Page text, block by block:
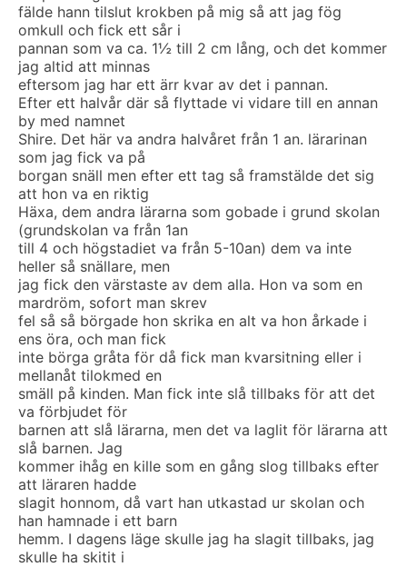
fälde hann tilslut krokben på mig så att jag fög
omkull och fick ett sår i
pannan som va ca. 1½ till 2 cm lång, och det kommer
jag altid att minnas
eftersom jag har ett ärr kvar av det i pannan.
Efter ett halvår där så flyttade vi vidare till en annan
by med namnet
Shire. Det här va andra halvåret från 1 an. lärarinan
som jag fick va på
borgan snäll men efter ett tag så framstälde det sig
att hon va en riktig
Häxa, dem andra lärarna som gobade i grund skolan
(grundskolan va från 1an
till 4 och högstadiet va från 5-10an) dem va inte
heller så snällare, men
jag fick den värstaste av dem alla. Hon va som en
mardröm, sofort man skrev
fel så så börgade hon skrika en alt va hon årkade i
ens öra, och man fick
inte börga gråta för då fick man kvarsitning eller i
mellanåt tilokmed en
smäll på kinden. Man fick inte slå tillbaks för att det
va förbjudet för
barnen att slå lärarna, men det va laglit för lärarna att
slå barnen. Jag
kommer ihåg en kille som en gång slog tillbaks efter
att läraren hadde
slagit honnom, då vart han utkastad ur skolan och
han hamnade i ett barn
hemm. I dagens läge skulle jag ha slagit tillbaks, jag
skulle ha skitit i